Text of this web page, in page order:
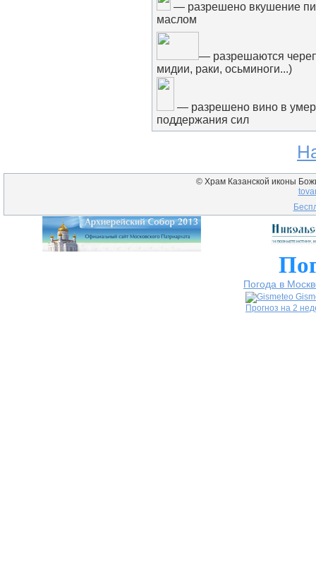
— разрешено вкушение
маслом
— разрешаются
мидии, раки, осьминоги...)
— разрешено вино в
поддержания сил
© Храм Казанской иконы
Погода в
Прогноз на 2